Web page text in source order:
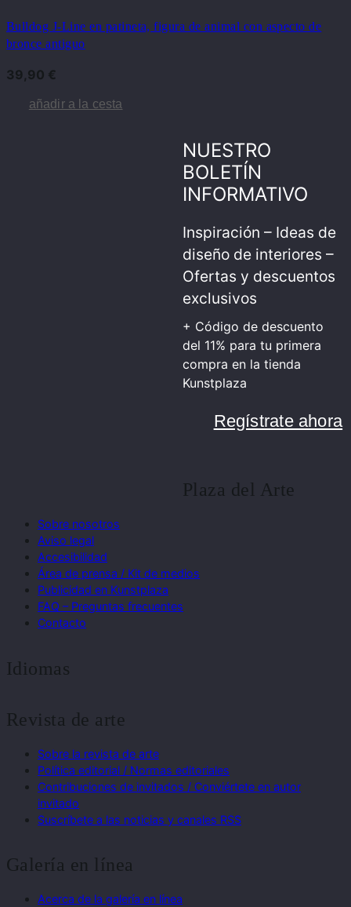
Bulldog J-Line en patineta, figura de animal con aspecto de
bronce antiguo
39,90 €
añadir a la cesta
NUESTRO
BOLETÍN
INFORMATIVO
Inspiración – Ideas de
diseño de interiores –
Ofertas y descuentos
exclusivos
+ Código de descuento
del 11% para tu primera
compra en la tienda
Kunstplaza
Regístrate ahora
Plaza del Arte
Sobre nosotros
Aviso legal
Accesibilidad
Área de prensa / Kit de medios
Publicidad en Kunstplaza
FAQ – Preguntas frecuentes
Contacto
Idiomas
Revista de arte
Sobre la revista de arte
Política editorial / Normas editoriales
Contribuciones de invitados / Conviértete en autor
invitado
Suscríbete a las noticias y canales RSS
Galería en línea
Acerca de la galería en línea